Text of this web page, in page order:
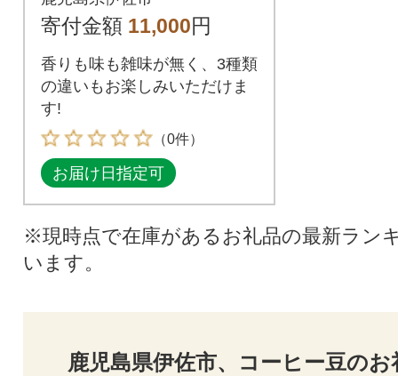
寄付金額 11,000円
香りも味も雑味が無く、3種類
の違いもお楽しみいただけま
す!
（0件）
お届け日指定可
※現時点で在庫があるお礼品の最新ラン
います。
鹿児島県伊佐市、コーヒー豆の